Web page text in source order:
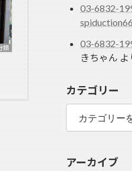
類
03-6832-
03-6832-
きちゃんよ
カテゴリー
カ
テ
ゴ
リ
ー
アーカイブ